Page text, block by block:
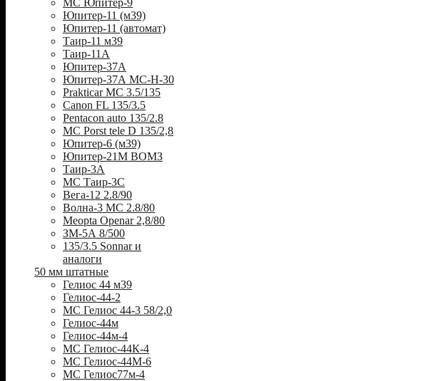
МС Юпитер-9
Юпитер-11 (м39)
Юпитер-11 (автомат)
Таир-11 м39
Таир-11А
Юпитер-37А
Юпитер-37А МС-Н-30
Prakticar MC 3.5/135
Canon FL 135/3.5
Pentacon auto 135/2.8
MC Porst tele D 135/2,8
Юпитер-6 (м39)
Юпитер-21М ВОМЗ
Таир-3А
МС Таир-3С
Вега-12 2.8/90
Волна-3 МС 2.8/80
Meopta Openar 2,8/80
ЗМ-5А 8/500
135/3.5 Sonnar и
аналоги
50 мм штатные
Гелиос 44 м39
Гелиос-44-2
МС Гелиос 44-3 58/2,0
Гелиос-44м
Гелиос-44м-4
МС Гелиос-44К-4
МС Гелиос-44М-6
МС Гелиос77м-4